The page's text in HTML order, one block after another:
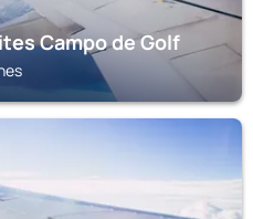
Campo de Golf